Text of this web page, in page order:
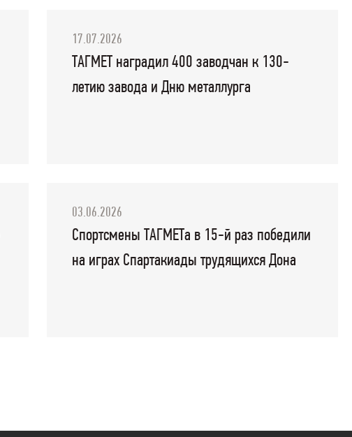
17.07.2026
ТАГМЕТ наградил 400 заводчан к 130-
летию завода и Дню металлурга
03.06.2026
Спортсмены ТАГМЕТа в 15-й раз победили
на играх Спартакиады трудящихся Дона